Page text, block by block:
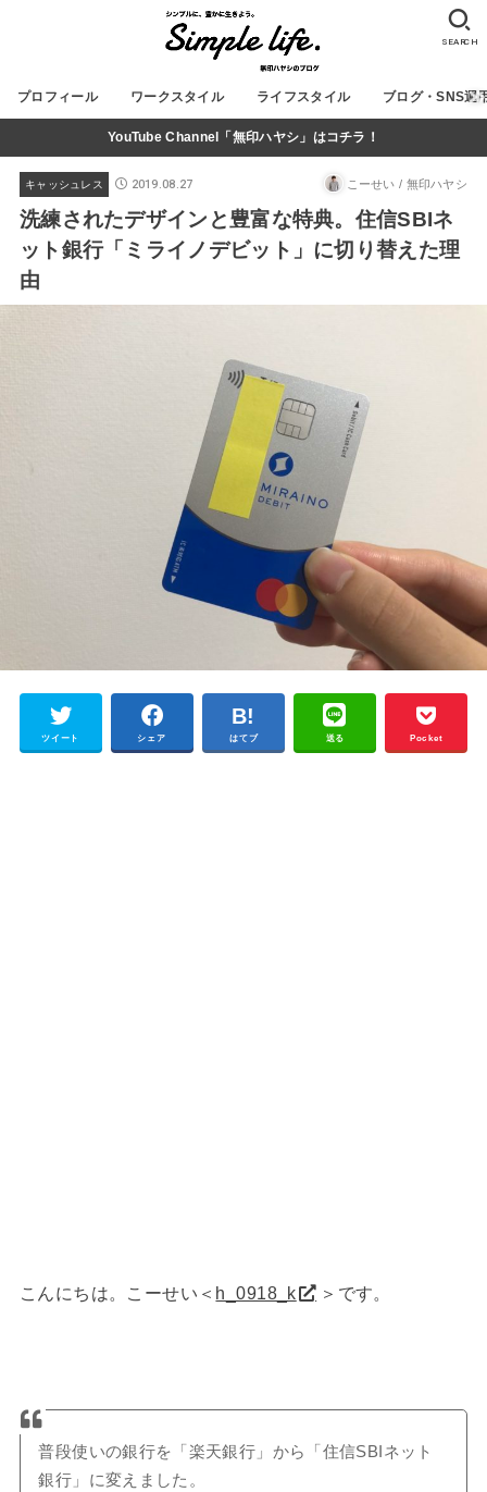
プロフィール ワークスタイル ライフスタイル ブログ・SNS運
SEARCH
YouTube Channel「無印ハヤシ」はコチラ！
キャッシュレス 2019.08.27 こーせい / 無印ハヤシ
洗練されたデザインと豊富な特典。住信SBIネ
ット銀行「ミライノデビット」に切り替えた理
由
ツイート シェア はてブ 送る Pocket
こんにちは。こーせい＜ h_0918_k ＞です。
普段使いの銀行を「楽天銀行」から「住信SBIネット
銀行」に変えました。